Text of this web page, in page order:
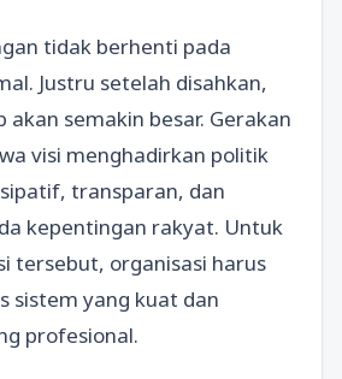
tidak berhenti pada
Justru setelah disahkan,
semakin besar. Gerakan
visi menghadirkan politik
transparan, dan
kepentingan rakyat. Untuk
tersebut, organisasi harus
sistem yang kuat dan
profesional.